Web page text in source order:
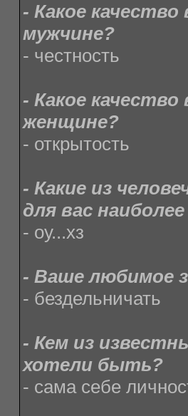
- Какое
мужчине?
- честность
- Какое
женщине?
- открытость
- Какие из
для вас
- оу...хз
- Ваше любимое
- бездельничать
- Кем из
хотели быть?
- сама себе